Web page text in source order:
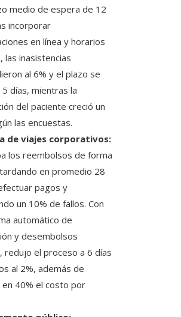
medio de espera de 12
incorporar
en línea y horarios
las inasistencias
al 6% y el plazo se
días, mientras la
del paciente creció un
las encuestas.
de viajes corporativos:
los reembolsos de forma
en promedio 28
pagos y
un 10% de fallos. Con
automático de
y desembolsos
redujo el proceso a 6 días
al 2%, además de
40% el costo por